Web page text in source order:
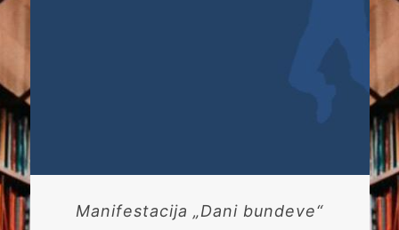
Manifestacija „Dani bundeve“